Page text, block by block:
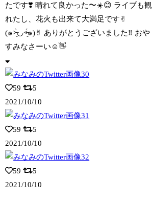
たです❣️ 晴れて良かった〜☀️😊 ライブも観
れたし、花火も出来て大満足です✌︎
(๑˃̶͈̀◡︎˂̶͈́๑)✌︎ ありがとうございました‼️ おや
すみなさーい☺️👋
59
5
2021/10/10
59
5
2021/10/10
59
5
2021/10/10